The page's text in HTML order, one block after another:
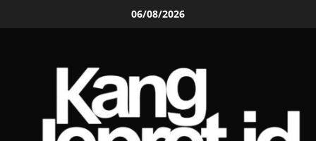
06/08/2026